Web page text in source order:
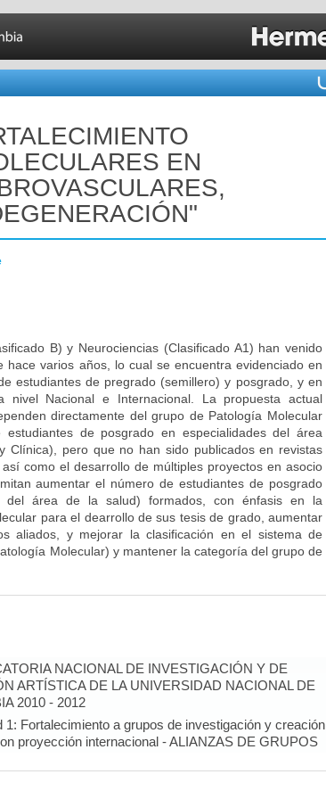
EN
B) y Neurociencias (Clasificado A1) han venido
hace varios años, lo cual se encuentra evidenciado en
estudiantes de pregrado (semillero) y posgrado, y en
nivel Nacional e Internacional. La propuesta actual
directamente del grupo de Patología Molecular
de posgrado en especialidades del área
Clínica), pero que no han sido publicados en revistas
como el desarrollo de múltiples proyectos en asocio
aumentar el número de estudiantes de posgrado
del área de la salud) formados, con énfasis en la
para el dearrollo de sus tesis de grado, aumentar
aliados, y mejorar la clasificación en el sistema de
Molecular) y mantener la categoría del grupo de
NACIONAL DE INVESTIGACIÓN Y DE
ARTÍSTICA DE LA UNIVERSIDAD NACIONAL DE
2010 - 2012
1: Fortalecimiento a grupos de investigación y creación
proyección internacional - ALIANZAS DE GRUPOS